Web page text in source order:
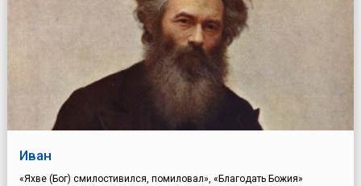
Иван
«Яхве (Бог) смилостивился, помиловал», «Благодать Божия»